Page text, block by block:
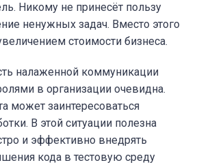
Никому не принесёт пользу
ненужных задач. Вместо этого
стоимости бизнеса.
налаженной коммуникации
в организации очевидна.
может заинтересоваться
В этой ситуации полезна
и эффективно внедрять
кода в тестовую среду